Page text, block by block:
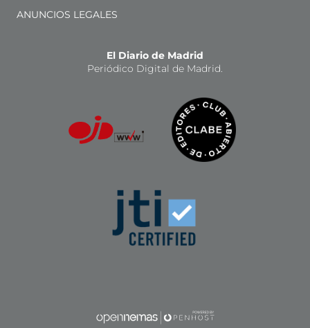
ANUNCIOS LEGALES
El Diario de Madrid
Periódico Digital de Madrid.